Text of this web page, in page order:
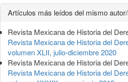
Detalles
del
artículo
Artículos más leídos del mismo
Revista Mexicana de Historia del
Revista Mexicana de Historia del
volumen XLII, julio-diciembre 2020
Revista Mexicana de Historia del
Revista Mexicana de Historia del